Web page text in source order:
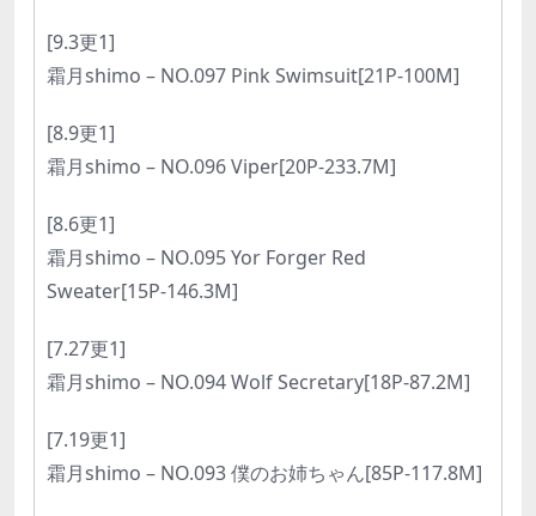
[9.3更1]
霜月shimo – NO.097 Pink Swimsuit[21P-100M]
[8.9更1]
霜月shimo – NO.096 Viper[20P-233.7M]
[8.6更1]
霜月shimo – NO.095 Yor Forger Red
Sweater[15P-146.3M]
[7.27更1]
霜月shimo – NO.094 Wolf Secretary[18P-87.2M]
[7.19更1]
霜月shimo – NO.093 僕のお姉ちゃん[85P-117.8M]